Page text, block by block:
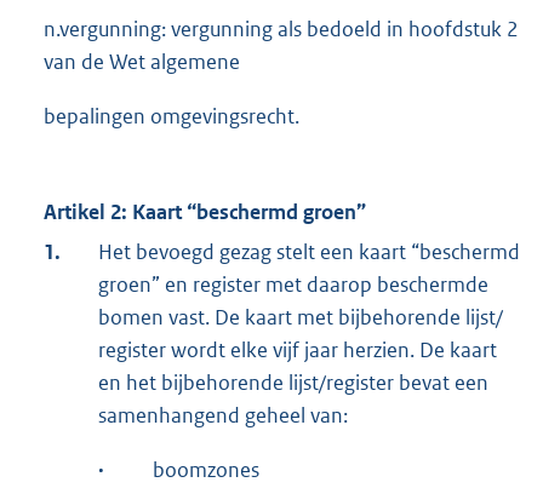
n.vergunning: vergunning als bedoeld in hoofdstuk 2
van de Wet algemene
bepalingen omgevingsrecht.
Artikel 2: Kaart “beschermd groen”
1.
Het bevoegd gezag stelt een kaart “beschermd
groen” en register met daarop beschermde
bomen vast. De kaart met bijbehorende lijst/
register wordt elke vijf jaar herzien. De kaart
en het bijbehorende lijst/register bevat een
samenhangend geheel van:
· boomzones